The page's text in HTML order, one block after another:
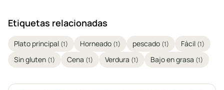
Etiquetas relacionadas
Plato principal (1) Horneado (1) pescado (1) Fácil (1)
Sin gluten (1) Cena (1) Verdura (1) Bajo en grasa (1)